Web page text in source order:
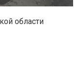
области